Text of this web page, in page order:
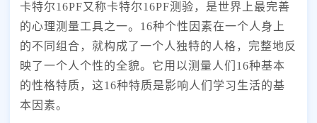
卡特尔16PF又称卡特尔16PF测验，是世界上最完善
的心理测量工具之一。16种个性因素在一个人身上
的不同组合，就构成了一个人独特的人格，完整地反
映了一个人个性的全貌。它用以测量人们16种基本
的性格特质，这16种特质是影响人们学习生活的基
本因素。